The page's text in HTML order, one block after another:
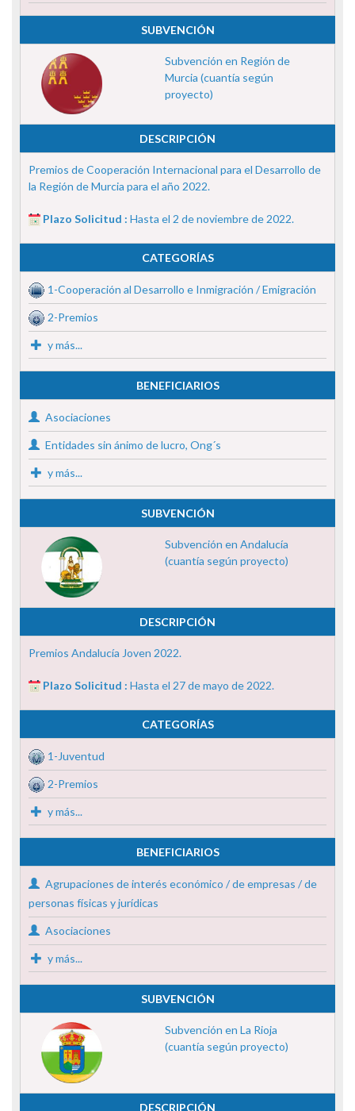
SUBVENCIÓN
Subvención en Región de
Murcia (cuantía según
proyecto)
DESCRIPCIÓN
Premios de Cooperación Internacional para el Desarrollo de
la Región de Murcia para el año 2022.
Plazo Solicitud : Hasta el 2 de noviembre de 2022.
CATEGORÍAS
1-Cooperación al Desarrollo e Inmigración / Emigración
2-Premios
y más...
BENEFICIARIOS
Asociaciones
Entidades sin ánimo de lucro, Ong´s
y más...
SUBVENCIÓN
Subvención en Andalucía
(cuantía según proyecto)
DESCRIPCIÓN
Premios Andalucía Joven 2022.
Plazo Solicitud : Hasta el 27 de mayo de 2022.
CATEGORÍAS
1-Juventud
2-Premios
y más...
BENEFICIARIOS
Agrupaciones de interés económico / de empresas / de
personas físicas y jurídicas
Asociaciones
y más...
SUBVENCIÓN
Subvención en La Rioja
(cuantía según proyecto)
DESCRIPCIÓN